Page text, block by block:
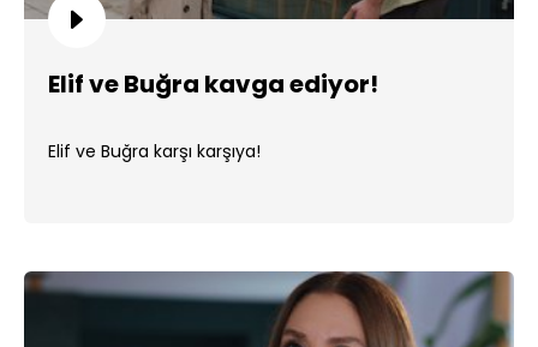
Elif ve Buğra kavga ediyor!
Elif ve Buğra karşı karşıya!